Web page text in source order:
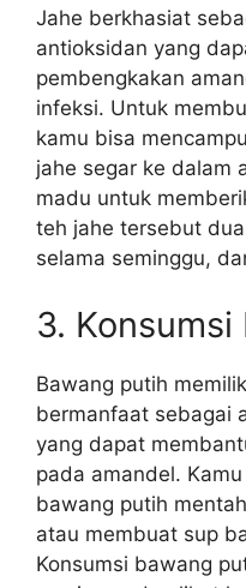
Jahe berkhasiat
antioksidan yang
pembengkakan
infeksi. Untuk
kamu bisa
jahe segar ke dalam
madu untuk
teh jahe tersebut
selama seminggu,
3.
Bawang putih
bermanfaat sebagai
yang dapat
pada amandel.
bawang putih
atau membuat sup
Konsumsi bawang